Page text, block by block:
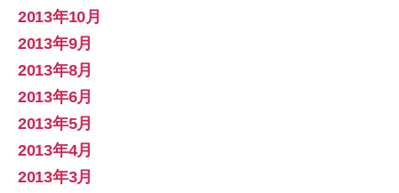
2013年10月
2013年9月
2013年8月
2013年6月
2013年5月
2013年4月
2013年3月